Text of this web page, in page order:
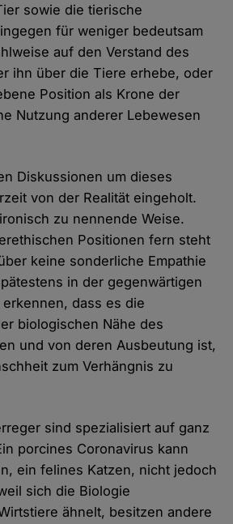
sowie die tierische
für weniger bedeutsam
auf den Verstand des
ihn über die Tiere erhebe, oder
Position als Krone der
Nutzung anderer Lebewesen
Diskussionen um dieses
von der Realität eingeholt.
zu nennende Weise.
Positionen fern steht
keine sonderliche Empathie
in der gegenwärtigen
dass es die
biologischen Nähe des
und von deren Ausbeutung ist,
zum Verhängnis zu
sind spezialisiert auf ganz
porcines Coronavirus kann
ein felines Katzen, nicht jedoch
sich die Biologie
ähnelt, besitzen andere